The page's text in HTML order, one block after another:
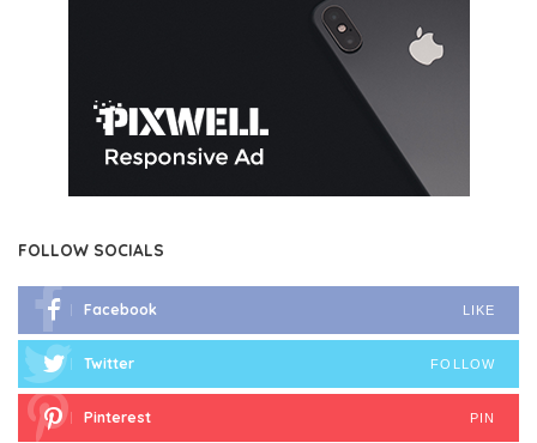
FOLLOW SOCIALS
Facebook LIKE
Twitter FOLLOW
Pinterest PIN